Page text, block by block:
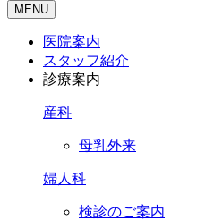
MENU
医院案内
スタッフ紹介
診療案内
産科
母乳外来
婦人科
検診のご案内